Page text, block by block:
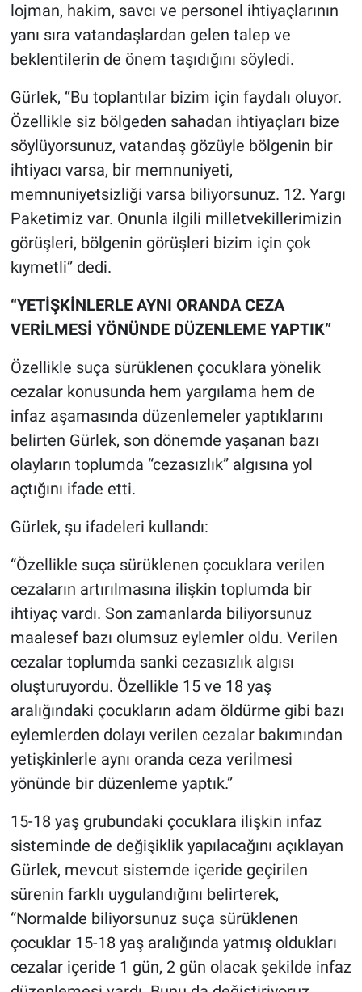
lojman, hakim, savcı ve personel ihtiyaçlarının
yanı sıra vatandaşlardan gelen talep ve
beklentilerin de önem taşıdığını söyledi.
Gürlek, “Bu toplantılar bizim için faydalı oluyor.
Özellikle siz bölgeden sahadan ihtiyaçları bize
söylüyorsunuz, vatandaş gözüyle bölgenin bir
ihtiyacı varsa, bir memnuniyeti,
memnuniyetsizliği varsa biliyorsunuz. 12. Yargı
Paketimiz var. Onunla ilgili milletvekillerimizin
görüşleri, bölgenin görüşleri bizim için çok
kıymetli” dedi.
“YETİŞKİNLERLE AYNI ORANDA CEZA
VERİLMESİ YÖNÜNDE DÜZENLEME YAPTIK”
Özellikle suça sürüklenen çocuklara yönelik
cezalar konusunda hem yargılama hem de
infaz aşamasında düzenlemeler yaptıklarını
belirten Gürlek, son dönemde yaşanan bazı
olayların toplumda “cezasızlık” algısına yol
açtığını ifade etti.
Gürlek, şu ifadeleri kullandı:
“Özellikle suça sürüklenen çocuklara verilen
cezaların artırılmasına ilişkin toplumda bir
ihtiyaç vardı. Son zamanlarda biliyorsunuz
maalesef bazı olumsuz eylemler oldu. Verilen
cezalar toplumda sanki cezasızlık algısı
oluşturuyordu. Özellikle 15 ve 18 yaş
aralığındaki çocukların adam öldürme gibi bazı
eylemlerden dolayı verilen cezalar bakımından
yetişkinlerle aynı oranda ceza verilmesi
yönünde bir düzenleme yaptık.”
15-18 yaş grubundaki çocuklara ilişkin infaz
sisteminde de değişiklik yapılacağını açıklayan
Gürlek, mevcut sistemde içeride geçirilen
sürenin farklı uygulandığını belirterek,
“Normalde biliyorsunuz suça sürüklenen
çocuklar 15-18 yaş aralığında yatmış oldukları
cezalar içeride 1 gün, 2 gün olacak şekilde infaz